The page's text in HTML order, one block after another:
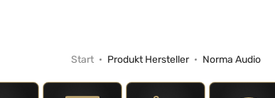
Start Produkt Hersteller Norma Audio